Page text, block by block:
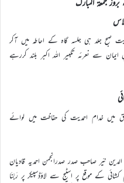
صبح جلد ہی جلسہ گاہ کے احاطہ میں آکر
سے نعرئہ تکبیر اللہ اکبر بلند کررہے
میں خدام احمدیت کی حفاظت میں لوائے
جلال الدین نیّر صاحب صدر صدرانجمن احمدیہ قادیان
کے موقع پر اسٹیج سے لاؤڈسپیکر پر رَبَّنَا